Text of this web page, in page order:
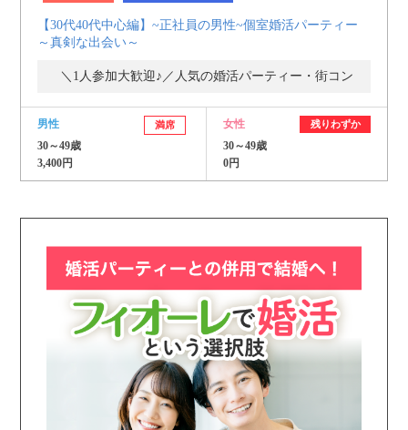
【30代40代中心編】~正社員の男性~個室婚活パーティー
～真剣な出会い～
＼1人参加大歓迎♪／人気の婚活パーティー・街コン
男性 満席
30～49歳
3,400円
女性 残りわずか
30～49歳
0円